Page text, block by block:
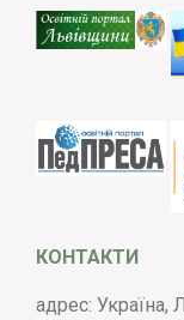
КОНТАКТИ
адрес: Україна,